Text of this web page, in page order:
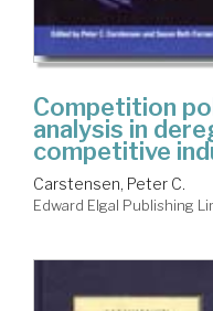
Competition
analysis in
competitive
Carstensen, Peter C.
Edward Elgal Publishing